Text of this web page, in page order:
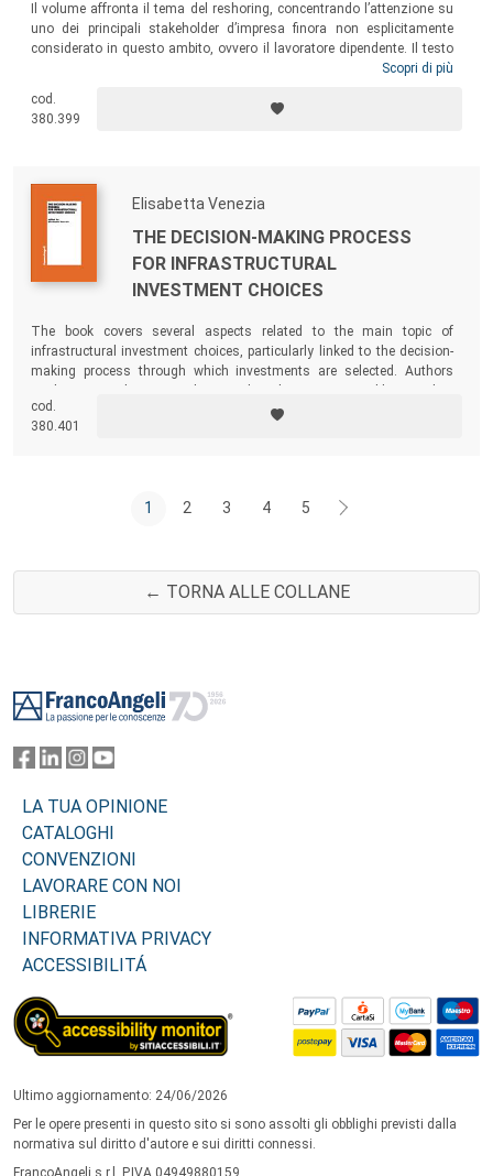
Il volume affronta il tema del reshoring, concentrando l’attenzione su
uno dei principali stakeholder d’impresa finora non esplicitamente
considerato in questo ambito, ovvero il lavoratore dipendente. Il testo
utilizza questa specifica prospettiva per leggere e approfondire il
lavoratore è orientato a premiare l’impresa che ritorna a produrre nel
Paese di origine, analizzandone alcune risposte specifiche e i
Scopri di più
cod.
380.399
Elisabetta Venezia
THE DECISION-MAKING PROCESS
FOR INFRASTRUCTURAL
INVESTMENT CHOICES
The book covers several aspects related to the main topic of
infrastructural investment choices, particularly linked to the decision-
making process through which investments are selected. Authors
theoretical suggestions in practical applications, thus identifying
current difficulties and detecting possible tools to overcome them.
cod.
380.401
1 2 3 4 5
← TORNA ALLE COLLANE
LA TUA OPINIONE
CATALOGHI
CONVENZIONI
LAVORARE CON NOI
LIBRERIE
INFORMATIVA PRIVACY
ACCESSIBILITÁ
Ultimo aggiornamento: 24/06/2026
Per le opere presenti in questo sito si sono assolti gli obblighi previsti dalla
normativa sul diritto d'autore e sui diritti connessi.
FrancoAngeli s.r.l. P.IVA 04949880159